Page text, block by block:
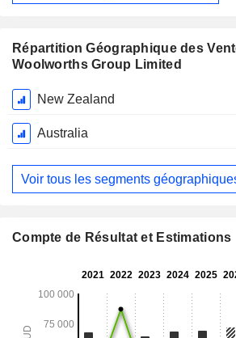
Répartition Géographique des
Woolworths Group Limited
Période
Fiscale:
Juin
New Zealand
Australia
Voir tous les segments
Compte de Résultat et Estimations